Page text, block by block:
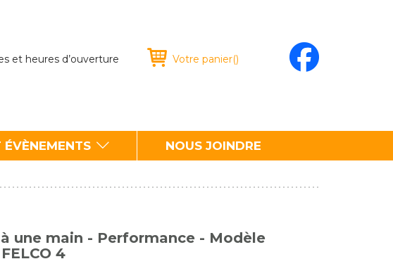
et heures d’ouverture Votre panier()
NOUS JOINDRE
une main - Performance - Modèle
4